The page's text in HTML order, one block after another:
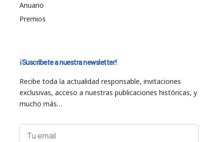
Anuario
Premios
¡Suscríbete a nuestra newsletter!
Recibe toda la actualidad responsable, invitaciones
exclusivas, acceso a nuestras publicaciones históricas, y
mucho más…